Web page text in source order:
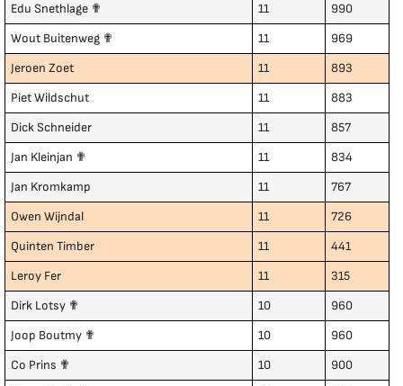
Edu Snethlage ✟
11
990
Wout Buitenweg ✟
11
969
Jeroen Zoet
11
893
Piet Wildschut
11
883
Dick Schneider
11
857
Jan Kleinjan ✟
11
834
Jan Kromkamp
11
767
Owen Wijndal
11
726
Quinten Timber
11
441
Leroy Fer
11
315
Dirk Lotsy ✟
10
960
Joop Boutmy ✟
10
960
Co Prins ✟
10
900